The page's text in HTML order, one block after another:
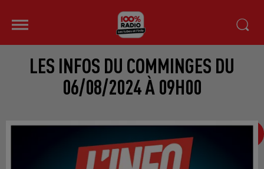
LES INFOS DU COMMINGES DU
06/08/2024 À 09H00